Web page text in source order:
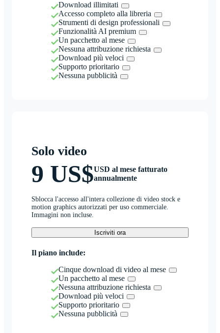
Download illimitati
Accesso completo alla libreria
Strumenti di design professionali
Funzionalità AI premium
Un pacchetto al mese
Nessuna attribuzione richiesta
Download più veloci
Supporto prioritario
Nessuna pubblicità
Solo video
9 US$USD al mese fatturato
annualmente
Sblocca l'accesso all'intera collezione di video stock e
motion graphics autorizzati per uso commerciale.
Immagini non incluse.
Iscriviti ora
Il piano include:
Cinque download di video al mese
Un pacchetto al mese
Nessuna attribuzione richiesta
Download più veloci
Supporto prioritario
Nessuna pubblicità